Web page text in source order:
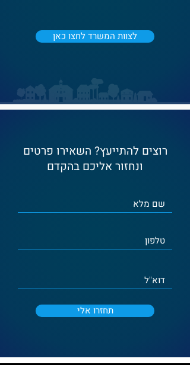
לצוות המשרד לחצו כאן
רוצים להתייעץ? השאירו פרטים
ונחזור אליכם בהקדם
תחזרו אלי